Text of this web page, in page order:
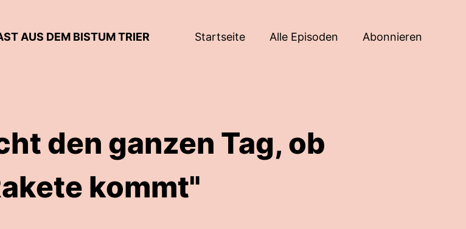
AUS DEM BISTUM TRIER Startseite Alle Episoden Abonnieren
den ganzen Tag, ob
kommt"